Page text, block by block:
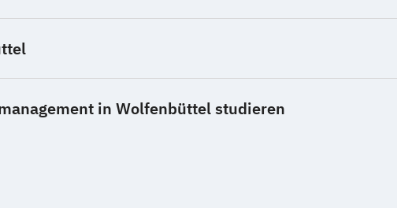
in Wolfenbüttel studieren